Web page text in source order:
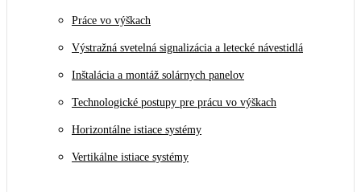
Práce vo výškach
Výstražná svetelná signalizácia a letecké návestidlá
Inštalácia a montáž solárnych panelov
Technologické postupy pre prácu vo výškach
Horizontálne istiace systémy
Vertikálne istiace systémy